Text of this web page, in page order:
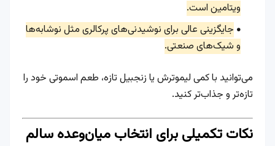
ویتامین است.
جایگزینی عالی برای نوشیدنی‌های پرکالری مثل نوشابه‌ها
و شیک‌های صنعتی.
می‌توانید با کمی لیموترش یا زنجبیل تازه، طعم اسموتی خود را
تازه‌تر و جذاب‌تر کنید.
نکات تکمیلی برای انتخاب میان‌وعده سالم